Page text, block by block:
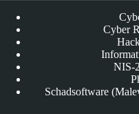
Cyber
NIS-
Schadsoftware